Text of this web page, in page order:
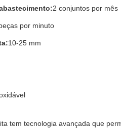
2 conjuntos por mês
por minuto
10-25 mm
tem tecnologia avançada que